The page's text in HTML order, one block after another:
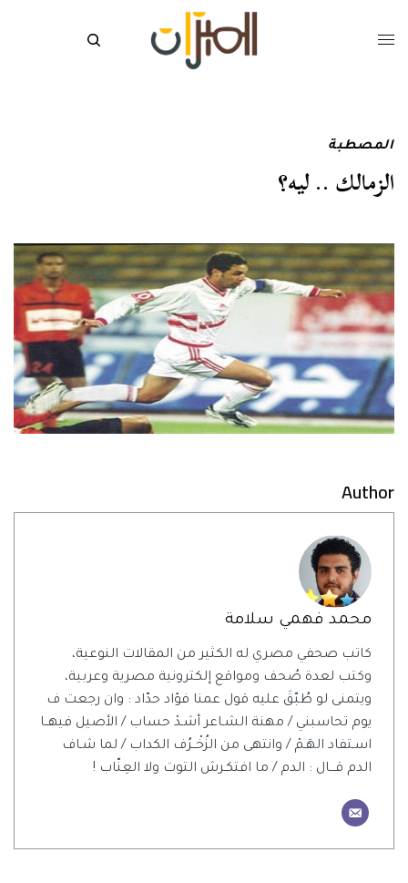
المصطبة
الزمالك .. ليه؟
Author
محمد فهمي سلامة
كاتب صحفي مصري له الكثير من المقالات النوعية،
وكتب لعدة صُحف ومواقع إلكترونية مصرية وعربية،
ويتمنى لو طُبّقَ عليه قول عمنا فؤاد حدّاد : وان رجعت ف
يوم تحاسبني / مهنة الشـاعر أشـدْ حساب / الأصيل فيهــا
اسـتفاد الهَـمْ / وانتهى من الزُخْــرُف الكداب / لما شـاف
الدم قـــال : الدم / ما افتكـرش التوت ولا العِنّاب !